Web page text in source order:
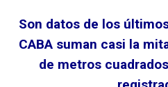
Son datos de los
CABA suman casi la
de metros